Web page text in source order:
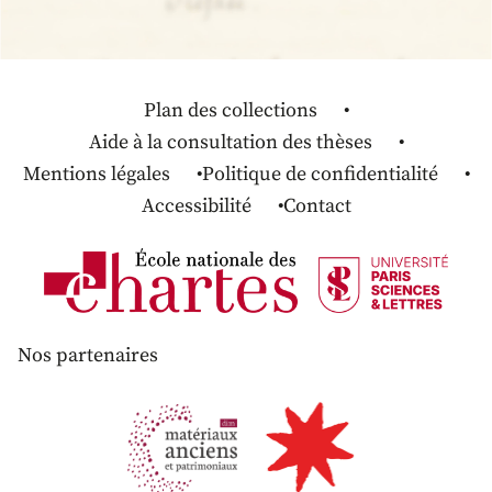
Plan des collections
Aide à la consultation des thèses
Mentions légales
Politique de confidentialité
Accessibilité
Contact
Nos partenaires